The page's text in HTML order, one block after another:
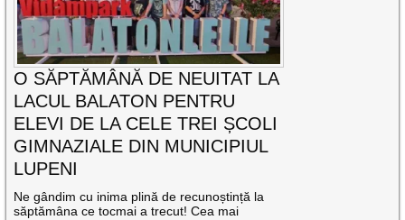
O SĂPTĂMÂNĂ DE NEUITAT LA
LACUL BALATON PENTRU
ELEVI DE LA CELE TREI ȘCOLI
GIMNAZIALE DIN MUNICIPIUL
LUPENI
Ne gândim cu inima plină de recunoștință la
săptămâna ce tocmai a trecut! Cea mai